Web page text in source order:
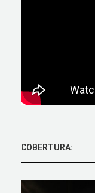
COBERTURA: